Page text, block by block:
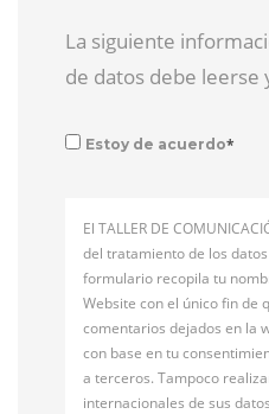
La siguiente
de datos debe leerse
Estoy de acuerdo*
El TALLER DE
del tratamiento de los
formulario recopila tu
Website con el único fin de
comentarios dejados en la
con base en tu
a terceros. Tampoco
internacionales de sus